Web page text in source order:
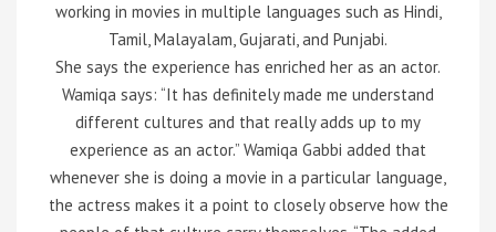
working in movies in multiple languages such as Hindi,
Tamil, Malayalam, Gujarati, and Punjabi.
She says the experience has enriched her as an actor.
Wamiqa says: “It has definitely made me understand
different cultures and that really adds up to my
experience as an actor.” Wamiqa Gabbi added that
whenever she is doing a movie in a particular language,
the actress makes it a point to closely observe how the